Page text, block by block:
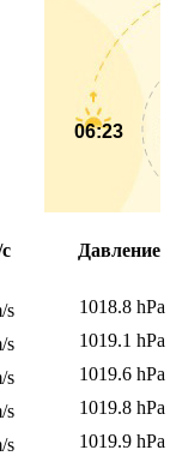
06:23
с
s
1018.8 hPa
s
1019.1 hPa
s
1019.6 hPa
s
1019.8 hPa
s
1019.9 hPa